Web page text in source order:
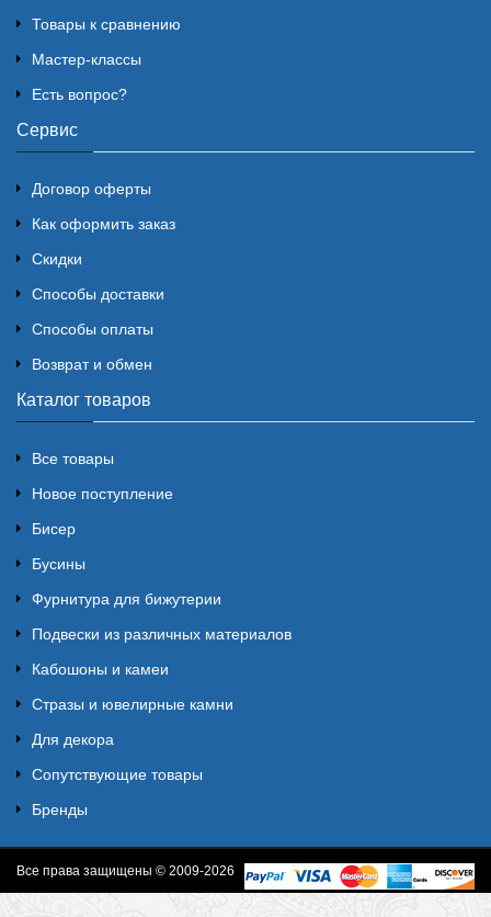
Товары к сравнению
Мастер-классы
Есть вопрос?
Сервис
Договор оферты
Как оформить заказ
Скидки
Способы доставки
Способы оплаты
Возврат и обмен
Каталог товаров
Все товары
Новое поступление
Бисер
Бусины
Фурнитура для бижутерии
Подвески из различных материалов
Кабошоны и камеи
Стразы и ювелирные камни
Для декора
Сопутствующие товары
Бренды
Все права защищены © 2009-2026